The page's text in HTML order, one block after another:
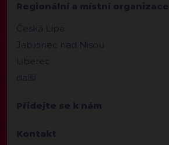
Regionální a místní organizace
Česká Lípa
Jablonec nad Nisou
Liberec
další
Přidejte se k nám
Kontakt